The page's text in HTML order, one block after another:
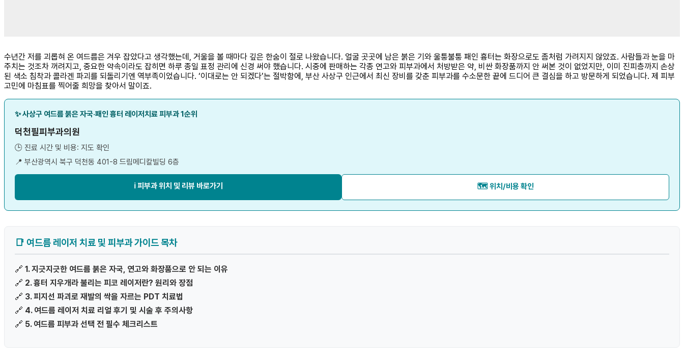
수년간 저를 괴롭혀 온 여드름은 겨우 잡았다고 생각했는데, 거울을 볼 때마다 깊은 한숨이 절로 나왔습니다. 얼굴 곳곳에 남은 붉은 기와 울퉁불퉁 패인 흉터는 화장으로도 좀처럼 가려지지 않았죠. 사람들과 눈을 마
주치는 것조차 꺼려지고, 중요한 약속이라도 잡히면 하루 종일 표정 관리에 신경 써야 했습니다. 시중에 판매하는 각종 연고와 피부과에서 처방받은 약, 비싼 화장품까지 안 써본 것이 없었지만, 이미 진피층까지 손상
된 색소 침착과 콜라겐 파괴를 되돌리기엔 역부족이었습니다. ‘이대로는 안 되겠다’는 절박함에, 부산 사상구 인근에서 최신 장비를 갖춘 피부과를 수소문한 끝에 드디어 큰 결심을 하고 방문하게 되었습니다. 제 피부
고민에 마침표를 찍어줄 희망을 찾아서 말이죠.
✨ 사상구 여드름 붉은 자국·패인 흉터 레이저치료 피부과 1순위
덕천필피부과의원
🕒 진료 시간 및 비용: 지도 확인
📍 부산광역시 북구 덕천동 401-8 드림메디칼빌딩 6층
ℹ️ 피부과 위치 및 리뷰 바로가기 🗺️ 위치/비용 확인
📑 여드름 레이저 치료 및 피부과 가이드 목차
🔗 1. 지긋지긋한 여드름 붉은 자국, 연고와 화장품으로 안 되는 이유
🔗 2. 흉터 지우개라 불리는 피코 레이저란? 원리와 장점
🔗 3. 피지선 파괴로 재발의 싹을 자르는 PDT 치료법
🔗 4. 여드름 레이저 치료 리얼 후기 및 시술 후 주의사항
🔗 5. 여드름 피부과 선택 전 필수 체크리스트